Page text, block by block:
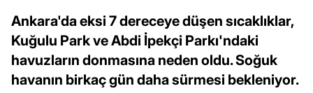
Ankara'da eksi 7 dereceye düşen sıcaklıklar,
Kuğulu Park ve Abdi İpekçi Parkı'ndaki
havuzların donmasına neden oldu. Soğuk
havanın birkaç gün daha sürmesi bekleniyor.